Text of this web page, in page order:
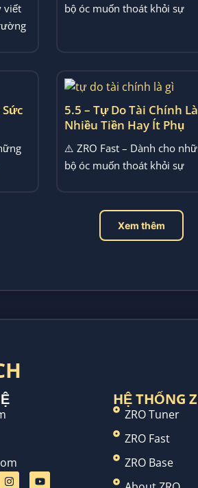
Ở
viết
bộ óc muốn thoát khỏi sự
5.5 – Tự Do Tài Chính Là
Nhiều Tiền Hay Ít Phụ
⚠️ ZRO Fast – Dành cho
bộ óc muốn thoát khỏi sự
Xem thêm
HỆ THỐNG
ZRO Tuner
ZRO Fast
ZRO Base